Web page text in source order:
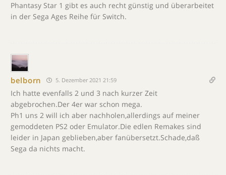
Phantasy Star 1 gibt es auch recht günstig und überarbeitet
in der Sega Ages Reihe für Switch.
belborn 5. Dezember 2021 21:59
Ich hatte evenfalls 2 und 3 nach kurzer Zeit
abgebrochen.Der 4er war schon mega.
Ph1 uns 2 will ich aber nachholen,allerdings auf meiner
gemoddeten PS2 oder Emulator.Die edlen Remakes sind
leider in Japan geblieben,aber fanübersetzt.Schade,daß
Sega da nichts macht.